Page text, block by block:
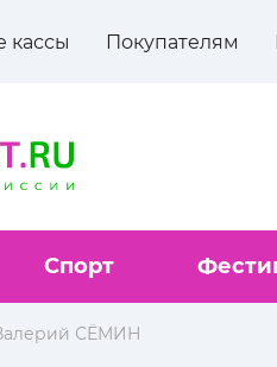
кассы Покупателям
Спорт
СЁМИН